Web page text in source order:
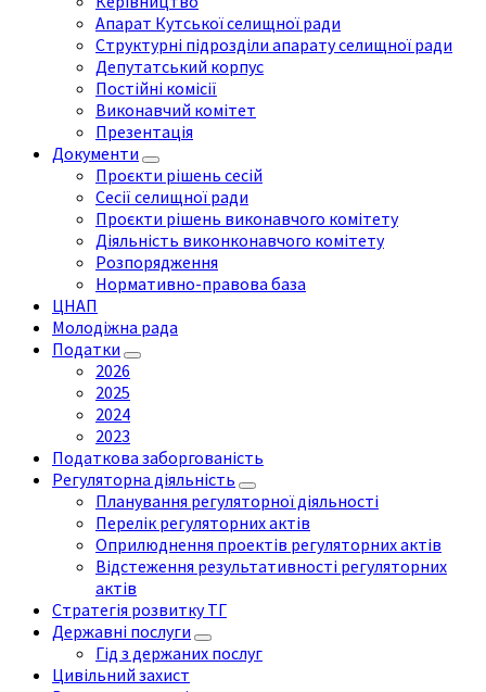
Апарат Кутської селищної ради
Структурні підрозділи апарату селищної ради
Депутатський корпус
Постійні комісії
Виконавчий комітет
Презентація
Документи
Проєкти рішень сесій
Сесії селищної ради
Проєкти рішень виконавчого комітету
Діяльність виконконавчого комітету
Розпорядження
Нормативно-правова база
ЦНАП
Молодіжна рада
Податки
2026
2025
2024
2023
Податкова заборгованість
Регуляторна діяльність
Планування регуляторної діяльності
Перелік регуляторних актів
Оприлюднення проектів регуляторних актів
Відстеження результативності регуляторних
актів
Стратегія розвитку ТГ
Державні послуги
Гід з держаних послуг
Цивільний захист